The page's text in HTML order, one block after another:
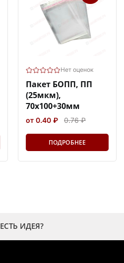
Нет оценок
Пакет БОПП, ПП
(25мкм),
70х100+30мм
от 0.40 ₽ 0.76 ₽
ПОДРОБНЕЕ
ЕСТЬ ИДЕЯ?